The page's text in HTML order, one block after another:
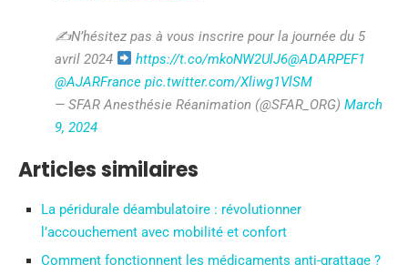
✍N’hésitez pas à vous inscrire pour la journée du 5
avril 2024
https://t.co/mkoNW2UlJ6@ADARPEF1
@AJARFrance pic.twitter.com/Xliwg1VlSM
— SFAR Anesthésie Réanimation (@SFAR_ORG) March
9, 2024
Articles similaires
La péridurale déambulatoire : révolutionner
l’accouchement avec mobilité et confort
Comment fonctionnent les médicaments anti-grattage ?